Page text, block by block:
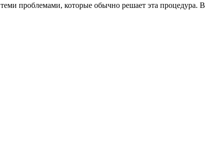
проблемами, которые обычно решает эта процедура. В